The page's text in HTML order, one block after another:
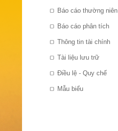
Báo cáo thường niên
Báo cáo phân tích
Thông tin tài chính
Tài liệu lưu trữ
Điều lệ - Quy chế
Mẫu biểu